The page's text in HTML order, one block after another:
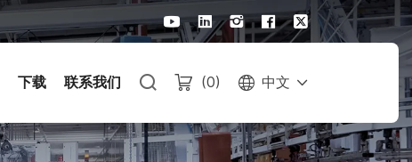
中文
(0)
下载 联系我们